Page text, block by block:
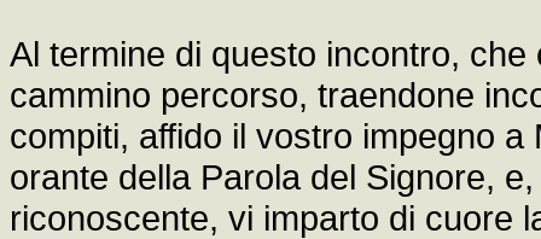
Al termine di questo incontro,
cammino percorso, traendone
compiti, affido il vostro impegno
orante della Parola del Signore,
riconoscente, vi imparto di cuore